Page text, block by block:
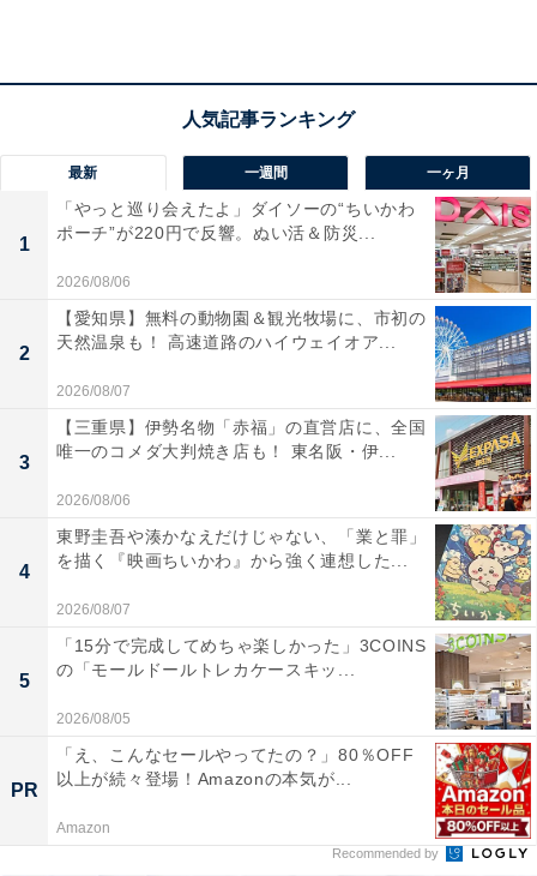
「南相木温泉 滝見の湯」の口コミは？
「南相木温泉 滝見の湯」には以下のような口コミが寄せ
られています。
露天風呂から滝が見え、せせらぎの音を聞きながら
ゆっくりと温泉に浸かることができる環境が素晴ら
施設全体がバリアフリー設計になっており、清潔感
があるため、どの年代でも安心して気持ちよく過ご
せる。
湯上がりに利用できるお休み処には2000冊の漫画や
最新 一週間 一ヶ月
1
「やっと巡り会えたよ」ダイソーの“ちいかわ
ポーチ”が220円で反響。ぬい活＆防災...
2026/08/06
2
【愛知県】無料の動物園＆観光牧場に、市初の
天然温泉も！ 高速道路のハイウェイオア...
2026/08/07
3
【三重県】伊勢名物「赤福」の直営店に、全国
唯一のコメダ大判焼き店も！ 東名阪・伊...
2026/08/06
4
東野圭吾や湊かなえだけじゃない、「業と罪」
を描く『映画ちいかわ』から強く連想した...
2026/08/07
5
「15分で完成してめちゃ楽しかった」3COINS
の「モールドールトレカケースキッ...
2026/08/05
PR
「え、こんなセールやってたの？」80％OFF
以上が続々登場！Amazonの本気が...
Amazon
Recommended by